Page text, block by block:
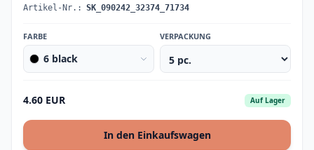
Artikel-Nr.: SK_090242_32374_71734
FARBE
6 black
VERPACKUNG
4.60 EUR Auf Lager
In den Einkaufswagen